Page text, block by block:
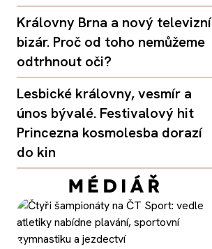
Královny Brna a nový televizní
bizár. Proč od toho nemůžeme
odtrhnout oči?
Lesbické královny, vesmír a
únos bývalé. Festivalový hit
Princezna kosmolesba dorazí
do kin